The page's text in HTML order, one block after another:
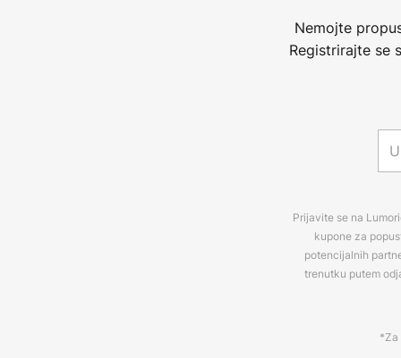
Nemojte
Registrirajte se
Prijavite se na
kupone za
potencijalnih
trenutku putem
*Za